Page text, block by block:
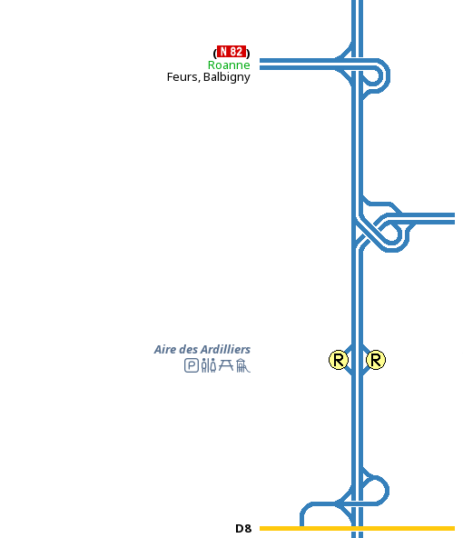
( )
Roanne
Feurs, Balbigny
Aire des Ardilliers
D8